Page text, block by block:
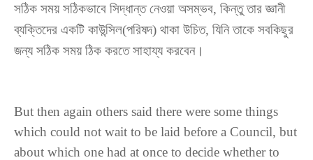
সঠিক সময় সঠিকভাবে সিদ্ধান্ত নেওয়া অসম্ভব, কিন্তু তার জ্ঞানী
ব্যক্তিদের একটি কাউন্সিল(পরিষদ) থাকা উচিত, যিনি তাকে সবকিছুর
জন্য সঠিক সময় ঠিক করতে সাহায্য করবেন।
But then again others said there were some things
which could not wait to be laid before a Council, but
about which one had at once to decide whether to